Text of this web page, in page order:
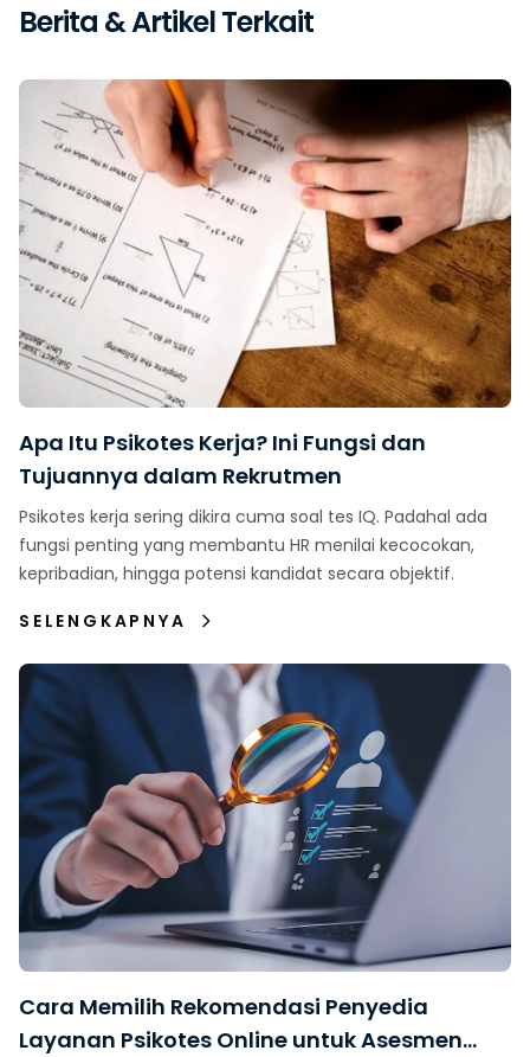
Berita & Artikel Terkait
Apa Itu Psikotes Kerja? Ini Fungsi dan
Tujuannya dalam Rekrutmen
Psikotes kerja sering dikira cuma soal tes IQ. Padahal ada
fungsi penting yang membantu HR menilai kecocokan,
kepribadian, hingga potensi kandidat secara objektif.
SELENGKAPNYA
Cara Memilih Rekomendasi Penyedia
Layanan Psikotes Online untuk Asesmen